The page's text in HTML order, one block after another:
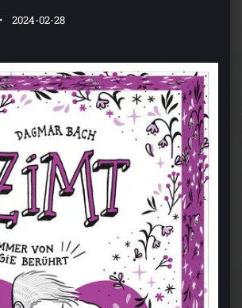
2024-02-28